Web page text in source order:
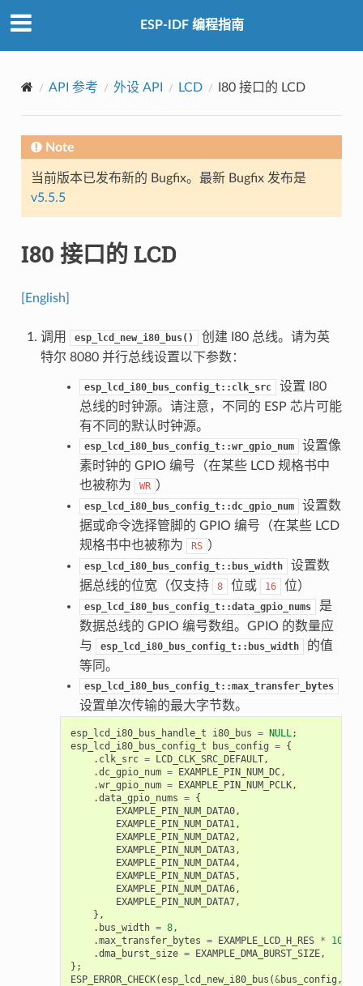
ESP-IDF 编程指南
API 参考 外设 API LCD I80 接口的 LCD
Note
当前版本已发布新的 Bugfix。最新 Bugfix 发布是
v5.5.5
I80 接口的 LCD
[English]
调用 esp_lcd_new_i80_bus()
创建 I80 总线。请为英
特尔 8080 并行总线设置以下参数：
esp_lcd_i80_bus_config_t::clk_src
设置 I80
总线的时钟源。请注意，不同的 ESP 芯片可能
有不同的默认时钟源。
esp_lcd_i80_bus_config_t::wr_gpio_num
设置像
素时钟的 GPIO 编号（在某些 LCD 规格书中
也被称为
WR ）
esp_lcd_i80_bus_config_t::dc_gpio_num
设置数
据或命令选择管脚的 GPIO 编号（在某些 LCD
规格书中也被称为
RS ）
esp_lcd_i80_bus_config_t::bus_width
设置数
据总线的位宽（仅支持
8 位或 16 位）
esp_lcd_i80_bus_config_t::data_gpio_nums
是
数据总线的 GPIO 编号数组。GPIO 的数量应
与
esp_lcd_i80_bus_config_t::bus_width
的值
等同。
esp_lcd_i80_bus_config_t::max_transfer_bytes
设置单次传输的最大字节数。
esp_lcd_i80_bus_handle_t i80_bus = NULL;
esp_lcd_i80_bus_config_t
bus_config = {
. clk_src = LCD_CLK_SRC_DEFAULT,
.dc_gpio_num = EXAMPLE_PIN_NUM_DC,
.wr_gpio_num = EXAMPLE_PIN_NUM_PCLK,
.data_gpio_nums = {
EXAMPLE_PIN_NUM_DATA0,
EXAMPLE_PIN_NUM_DATA1,
EXAMPLE_PIN_NUM_DATA2,
EXAMPLE_PIN_NUM_DATA3,
EXAMPLE_PIN_NUM_DATA4,
EXAMPLE_PIN_NUM_DATA5,
EXAMPLE_PIN_NUM_DATA6,
EXAMPLE_PIN_NUM_DATA7,
},
. bus_width = 8,
.max_transfer_bytes = EXAMPLE_LCD_H_RES * 100
.dma_burst_size = EXAMPLE_DMA_BURST_SIZE,
};
ESP_ERROR_CHECK(esp_lcd_new_i80_bus (&bus_config ,